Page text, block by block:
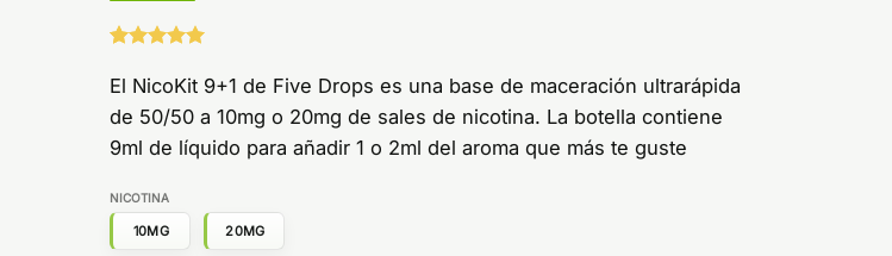
con5de 5
valoración
de un
cliente
El NicoKit 9+1 de Five Drops es una base de maceración ultrarápida
de 50/50 a 10mg o 20mg de sales de nicotina. La botella contiene
9ml de líquido para añadir 1 o 2ml del aroma que más te guste
NICOTINA
10MG 20MG